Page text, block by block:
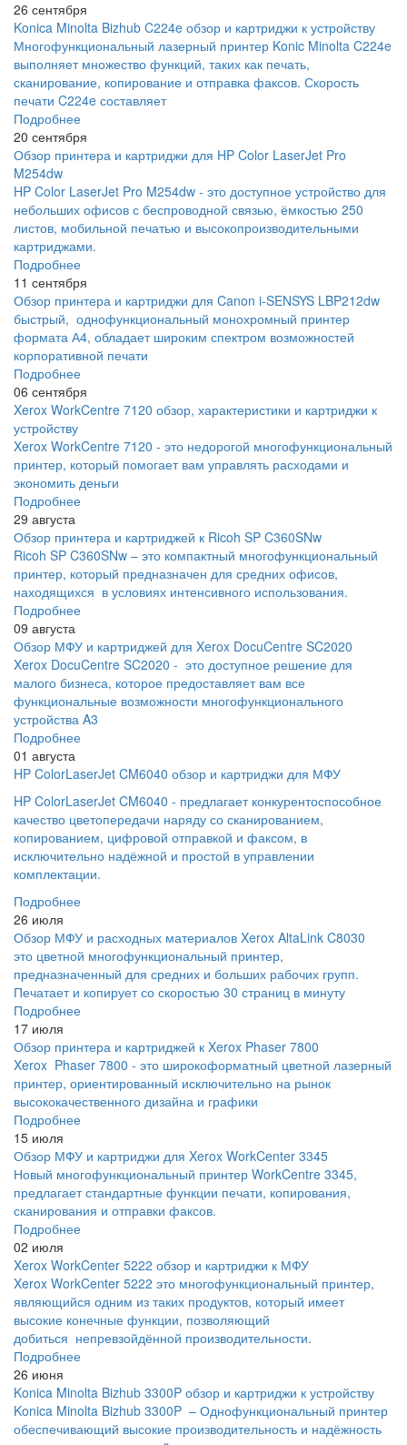
26 сентября
Konica Minolta Bizhub C224e обзор и картриджи к устройству
Многофункциональный лазерный принтер Konic Minolta C224e
выполняет множество функций, таких как печать,
сканирование, копирование и отправка факсов. Скорость
печати C224e составляет
Подробнее
20 сентября
Обзор принтера и картриджи для HP Color LaserJet Pro
M254dw
HP Color LaserJet Pro M254dw - это доступное устройство для
небольших офисов с беспроводной связью, ёмкостью 250
листов, мобильной печатью и высокопроизводительными
картриджами.
Подробнее
11 сентября
Обзор принтера и картриджи для Canon i-SENSYS LBP212dw
быстрый, однофункциональный монохромный принтер
формата А4, обладает широким спектром возможностей
корпоративной печати
Подробнее
06 сентября
Xerox WorkCentre 7120 обзор, характеристики и картриджи к
устройству
Xerox WorkCentre 7120 - это недорогой многофункциональный
принтер, который помогает вам управлять расходами и
экономить деньги
Подробнее
29 августа
Обзор принтера и картриджей к Ricoh SP C360SNw
Ricoh SP C360SNw – это компактный многофункциональный
принтер, который предназначен для средних офисов,
находящихся в условиях интенсивного использования.
Подробнее
09 августа
Обзор МФУ и картриджей для Xerox DocuCentre SC2020
Xerox DocuCentre SC2020 - это доступное решение для
малого бизнеса, которое предоставляет вам все
функциональные возможности многофункционального
устройства A3
Подробнее
01 августа
HP ColorLaserJet CM6040 обзор и картриджи для МФУ
HP ColorLaserJet CM6040 - предлагает конкурентоспособное
качество цветопередачи наряду со сканированием,
копированием, цифровой отправкой и факсом, в
исключительно надёжной и простой в управлении
комплектации.
Подробнее
26 июля
Обзор МФУ и расходных материалов Xerox AltaLink C8030
это цветной многофункциональный принтер,
предназначенный для средних и больших рабочих групп.
Печатает и копирует со скоростью 30 страниц в минуту
Подробнее
17 июля
Обзор принтера и картриджей к Xerox Phaser 7800
Xerox Phaser 7800 - это широкоформатный цветной лазерный
принтер, ориентированный исключительно на рынок
высококачественного дизайна и графики
Подробнее
15 июля
Обзор МФУ и картриджи для Xerox WorkCenter 3345
Новый многофункциональный принтер WorkCentre 3345,
предлагает стандартные функции печати, копирования,
сканирования и отправки факсов.
Подробнее
02 июля
Xerox WorkCenter 5222 обзор и картриджи к МФУ
Xerox WorkCenter 5222 это многофункциональный принтер,
являющийся одним из таких продуктов, который имеет
высокие конечные функции, позволяющий
добиться непревзойдённой производительности.
Подробнее
26 июня
Konica Minolta Bizhub 3300P обзор и картриджи к устройству
Konica Minolta Bizhub 3300P – Однофункциональный принтер
обеспечивающий высокие производительность и надёжность